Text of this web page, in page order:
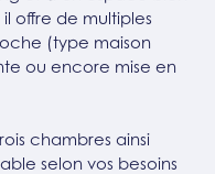
offre de multiples
(type maison
ou encore mise en
chambres ainsi
selon vos besoins